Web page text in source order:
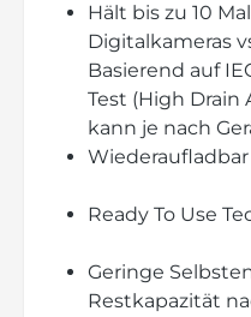
Hält bis zu 10
Digitalkameras
Basierend auf
Test (High Drain
kann je nach
Ready To Use
Geringe
Restkapazität